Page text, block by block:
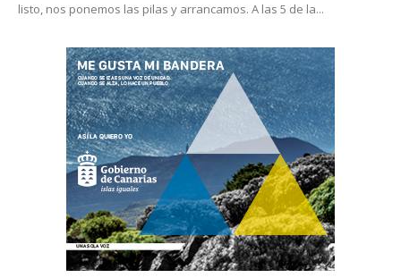
listo, nos ponemos las pilas y arrancamos. A las 5 de la...